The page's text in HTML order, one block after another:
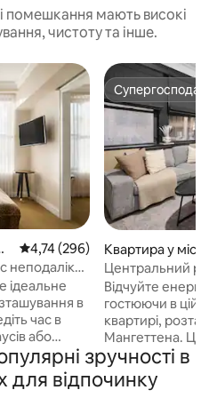
помешкання мають високі
чистоту та інше.
Середня оцінка: 4,74 з 5,
4,74 (296)
неподалік
ідеальне
в
час в
або
балконом
для всіх
Супергосподар
Супергосподар
Квартира у місті
нхеттена
Центральний
Таймс-сквер!
Відчуйте
гостюючи в цій
квартирі,
Мангеттена. Це
продумано
комфорту та
підходить для
зручності в
відпочинку